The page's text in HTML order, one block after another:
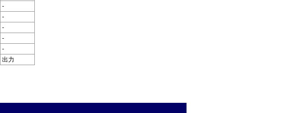
-
-
-
-
-
出力